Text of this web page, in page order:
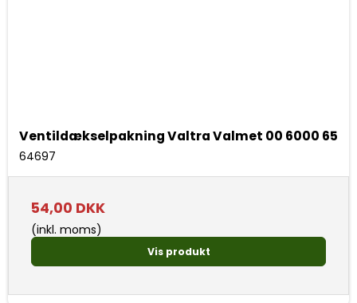
Ventildækselpakning Valtra Valmet 00 6000 65
64697
54,00 DKK
(inkl. moms)
Vis produkt